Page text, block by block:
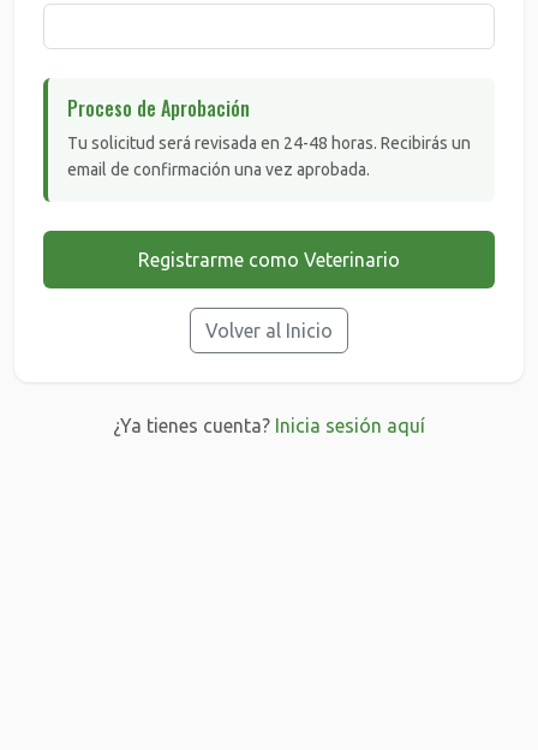
Proceso de Aprobación
Tu solicitud será revisada en 24-48 horas. Recibirás un
email de confirmación una vez aprobada.
Registrarme como Veterinario
Volver al Inicio
¿Ya tienes cuenta? Inicia sesión aquí